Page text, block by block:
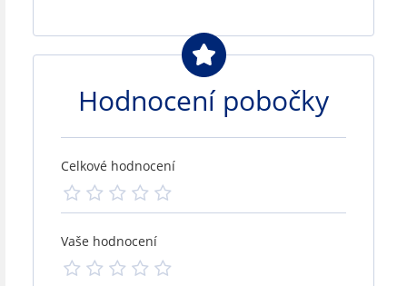
Hodnocení pobočky
Celkové hodnocení
Vaše hodnocení